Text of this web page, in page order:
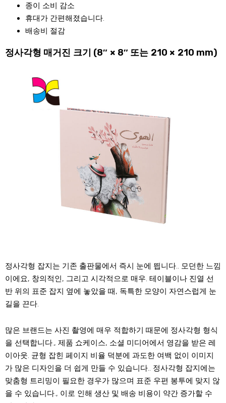
종이 소비 감소
휴대가 간편해졌습니다.
배송비 절감
정사각형 매거진 크기 (8″ × 8″ 또는 210 × 210 mm)
정사각형 잡지는 기존 출판물에서 즉시 눈에 띕니다.. 모던한 느낌
이에요, 창의적인, 그리고 시각적으로 매우. 테이블이나 진열 선
반 위의 표준 잡지 옆에 놓았을 때, 독특한 모양이 자연스럽게 눈
길을 끈다.
많은 브랜드는 사진 촬영에 매우 적합하기 때문에 정사각형 형식
을 선택합니다., 제품 쇼케이스, 소셜 미디어에서 영감을 받은 레
이아웃. 균형 잡힌 페이지 비율 덕분에 과도한 여백 없이 이미지
가 많은 디자인을 더 쉽게 만들 수 있습니다.. 정사각형 잡지에는
맞춤형 트리밍이 필요한 경우가 많으며 표준 우편 봉투에 맞지 않
을 수 있습니다., 이로 인해 생산 및 배송 비용이 약간 증가할 수